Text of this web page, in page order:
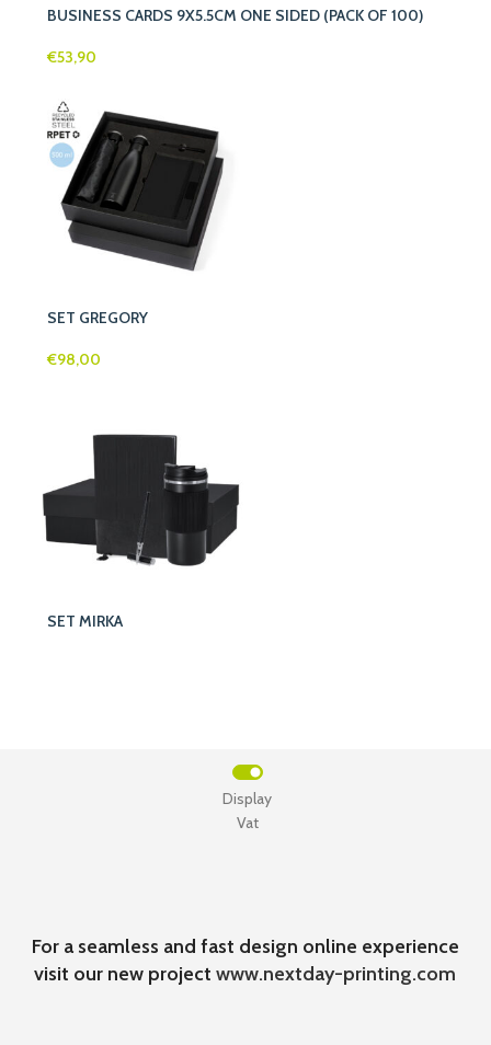
BUSINESS CARDS 9X5.5CM ONE SIDED (PACK OF 100)
€53,90
SET GREGORY
€98,00
SET MIRKA
Vat
Display
For a seamless and fast design online experience
visit our new projectwww.nextday-printing.com